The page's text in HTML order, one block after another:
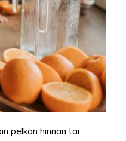
pelkän hinnan tai